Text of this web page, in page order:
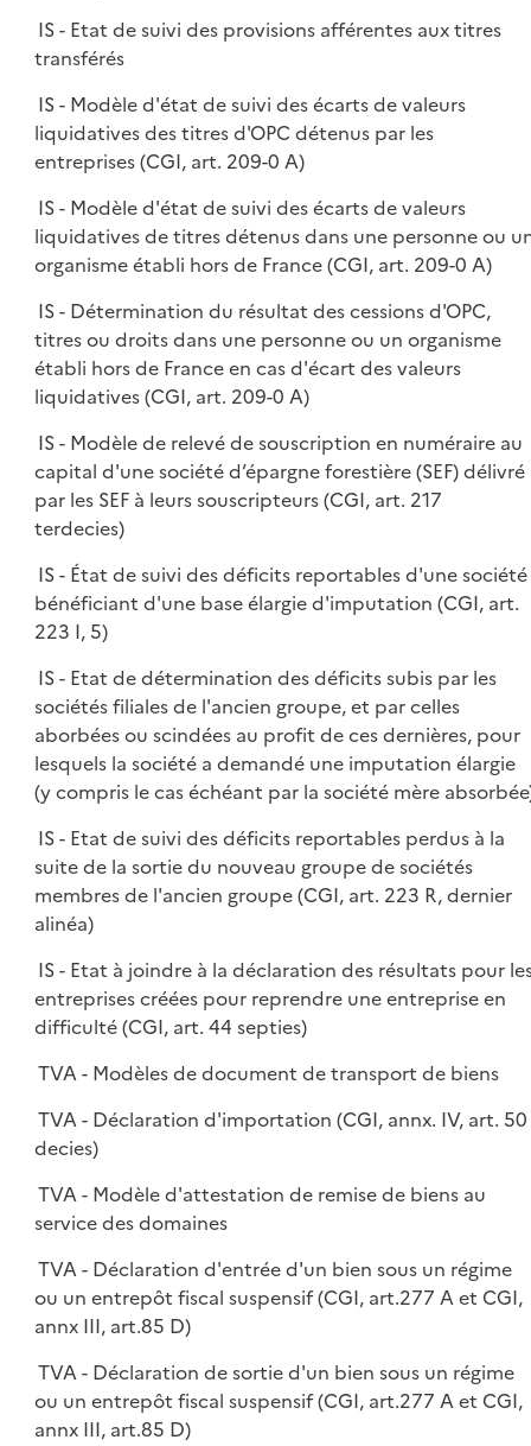
IS - Etat de suivi des provisions afférentes aux titres
transférés
IS - Modèle d'état de suivi des écarts de valeurs
liquidatives des titres d'OPC détenus par les
entreprises (CGI, art. 209-0 A)
IS - Modèle d'état de suivi des écarts de valeurs
liquidatives de titres détenus dans une personne ou
organisme établi hors de France (CGI, art. 209-0 A)
IS - Détermination du résultat des cessions d'OPC,
titres ou droits dans une personne ou un organisme
établi hors de France en cas d'écart des valeurs
liquidatives (CGI, art. 209-0 A)
IS - Modèle de relevé de souscription en numéraire au
capital d'une société d’épargne forestière (SEF) délivré
par les SEF à leurs souscripteurs (CGI, art. 217
terdecies)
IS - État de suivi des déficits reportables d'une société
bénéficiant d'une base élargie d'imputation (CGI, art.
223 I, 5)
IS - Etat de détermination des déficits subis par les
sociétés filiales de l'ancien groupe, et par celles
aborbées ou scindées au profit de ces dernières, pour
lesquels la société a demandé une imputation élargie
(y compris le cas échéant par la société mère
IS - Etat de suivi des déficits reportables perdus à la
suite de la sortie du nouveau groupe de sociétés
membres de l'ancien groupe (CGI, art. 223 R, dernier
alinéa)
IS - Etat à joindre à la déclaration des résultats pour
entreprises créées pour reprendre une entreprise en
difficulté (CGI, art. 44 septies)
TVA - Modèles de document de transport de biens
TVA - Déclaration d'importation (CGI, annx. IV, art. 50
decies)
TVA - Modèle d'attestation de remise de biens au
service des domaines
TVA - Déclaration d'entrée d'un bien sous un régime
ou un entrepôt fiscal suspensif (CGI, art.277 A et CGI,
annx III, art.85 D)
TVA - Déclaration de sortie d'un bien sous un régime
ou un entrepôt fiscal suspensif (CGI, art.277 A et CGI,
annx III, art.85 D)